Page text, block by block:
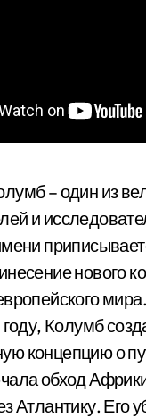
– один из
и
нового
году, Колумб
концепцию о
обход
Атлантику. Его